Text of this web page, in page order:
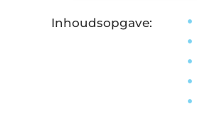
Inhoudsopgave: